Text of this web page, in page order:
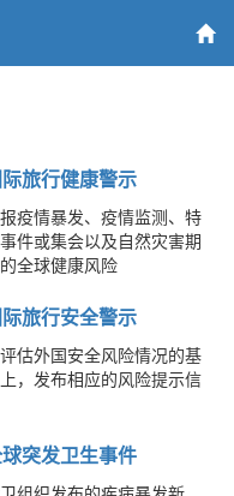
旅行健康警示
疫情暴发、疫情监测、特
件或集会以及自然灾害期
全球健康风险
旅行安全警示
估外国安全风险情况的基
，发布相应的风险提示信
突发卫生事件